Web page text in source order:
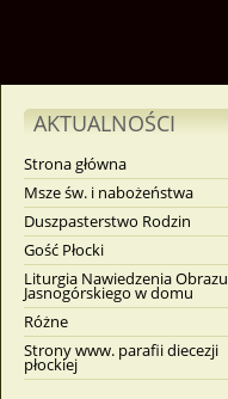
AKTUALNOŚCI
Strona główna
Msze św. i nabożeństwa
Duszpasterstwo Rodzin
Gość Płocki
Liturgia Nawiedzenia Obrazu
Jasnogórskiego w domu
Różne
Strony www. parafii diecezji
płockiej